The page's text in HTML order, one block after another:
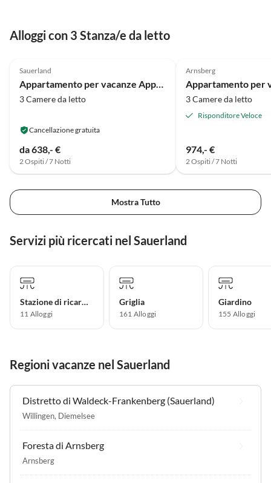
die Vorbereitung und
große Ehre mit ihren
Unternehmen gemeinsam Ferien
zu machen. Liebe Grüße Bettina
Alloggi con 3 Stanza/e da letto
Sauerland
Appartamento per vacanze Appartamento da sogno sul laghetto del mulino
3 Camere da letto
Cancellazione gratuita
da 638,- €
2 Ospiti / 7 Notti
Arnsberg
3 Camere da letto
Risponditore Veloce
974,- €
2 Ospiti / 7 Notti
Mostra Tutto
Servizi più ricercati nel Sauerland
Stazione di ricarica per auto elettriche
11 Alloggi
Griglia
161 Alloggi
Giardino
155 Alloggi
Regioni vacanze nel Sauerland
Distretto di Waldeck-Frankenberg (Sauerland)
Willingen, Diemelsee
Foresta di Arnsberg
Arnsberg